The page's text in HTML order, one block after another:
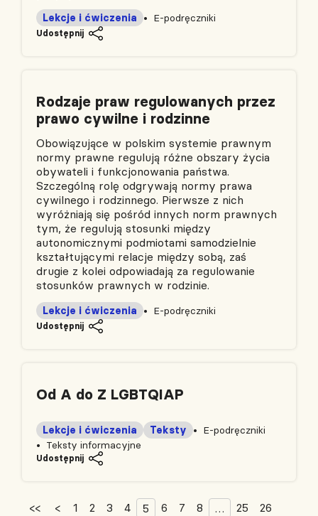
E-podręczniki
Lekcje i ćwiczenia
Udostępnij
Rodzaje praw regulowanych przez
prawo cywilne i rodzinne
Obowiązujące w polskim systemie prawnym
normy prawne regulują różne obszary życia
obywateli i funkcjonowania państwa.
Szczególną rolę odgrywają normy prawa
cywilnego i rodzinnego. Pierwsze z nich
wyróżniają się pośród innych norm prawnych
tym, że regulują stosunki między
autonomicznymi podmiotami samodzielnie
kształtującymi relacje między sobą, zaś
drugie z kolei odpowiadają za regulowanie
stosunków prawnych w rodzinie.
E-podręczniki
Lekcje i ćwiczenia
Udostępnij
Od A do Z LGBTQIAP
E-podręczniki
Teksty informacyjne
Lekcje i ćwiczenia Teksty
Udostępnij
<< < 1 2 3 4 5 6 7 8 … 25
26